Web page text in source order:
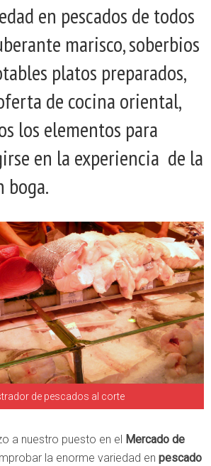
en pescados de todos
marisco, soberbios
platos preparados,
de cocina oriental,
los elementos para
en la experiencia de la
boga.
de pescados al corte
a nuestro puesto en el Mercado de
la enorme variedad en pescado